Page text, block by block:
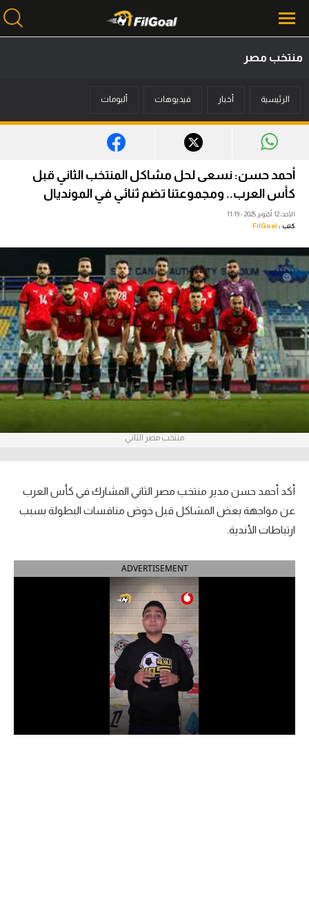
أخبار
ميركاتو
فانتازي في الجول
مسابقة التوقعات
فيديوهات
عدسات
آراء حرة
ركن الألعاب
الدوري الإنجليزي الممتاز
الدوري الإسباني
الدوري السعودي للمحترفين
دوري أبطال إفريقيا
منتخب مصر
الرئيسية أخبار فيديوهات ألبومات
أحمد حسن: نسعى لحل مشاكل المنتخب الثاني قبل
كأس العرب.. ومجموعتنا تضم ثنائي في المونديال
الأحد، 12 أكتوبر 2025 - 11:19
كتب : FilGoal
منتخب مصر الثاني
أكد أحمد حسن مدير منتخب مصر الثاني المشارك في كأس العرب
عن مواجهة بعض المشاكل قبل خوض منافسات البطولة بسبب
ارتباطات الأندية.
ADVERTISEMENT